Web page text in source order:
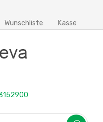
Wunschliste Kasse